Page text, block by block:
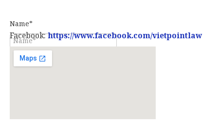
Name*
Facebook:https://www.facebook.com/vietpointlaw